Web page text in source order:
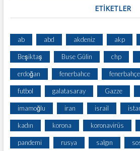
ETİKETLER
ab abd akdeniz akp
Beşiktaş Buse Gülin chp
erdoğan fenerbahce fenerbahçe
futbol galatasaray Gazze
imamoğlu iran israil
kadın korona koronavirüs
pandemi rusya salgın